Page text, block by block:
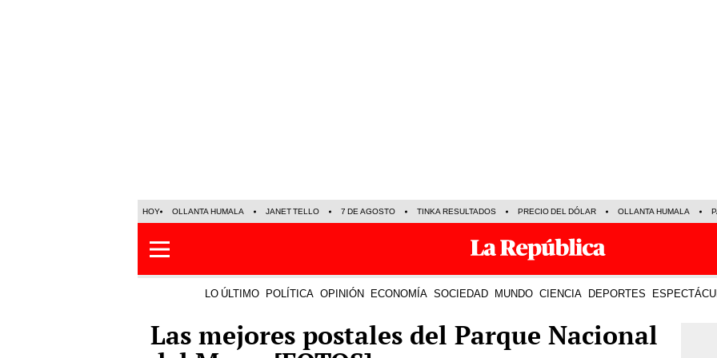
HOY OLLANTA HUMALA JANET TELLO 7 DE AGOSTO TINKA RESULTADOS PRECIO DEL DÓLAR OLLANTA HUMALA
LO ÚLTIMO POLÍTICA OPINIÓN ECONOMÍA SOCIEDAD MUNDO CIENCIA DEPORTES
Las mejores postales del Parque Nacional